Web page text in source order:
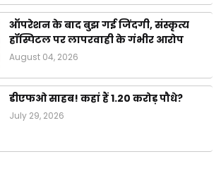
ऑपरेशन के बाद बुझ गई जिंदगी, संस्कृत्य
हॉस्पिटल पर लापरवाही के गंभीर आरोप
August 04, 2026
डीएफओ साहब! कहां हैं 1.20 करोड़ पौधे?
July 29, 2026